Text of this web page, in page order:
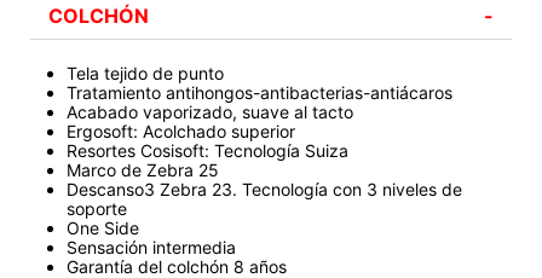
COLCHÓN -
Tela tejido de punto
Tratamiento antihongos-antibacterias-antiácaros
Acabado vaporizado, suave al tacto
Ergosoft: Acolchado superior
Resortes Cosisoft: Tecnología Suiza
Marco de Zebra 25
Descanso3 Zebra 23. Tecnología con 3 niveles de
soporte
One Side
Sensación intermedia
Garantía del colchón 8 años